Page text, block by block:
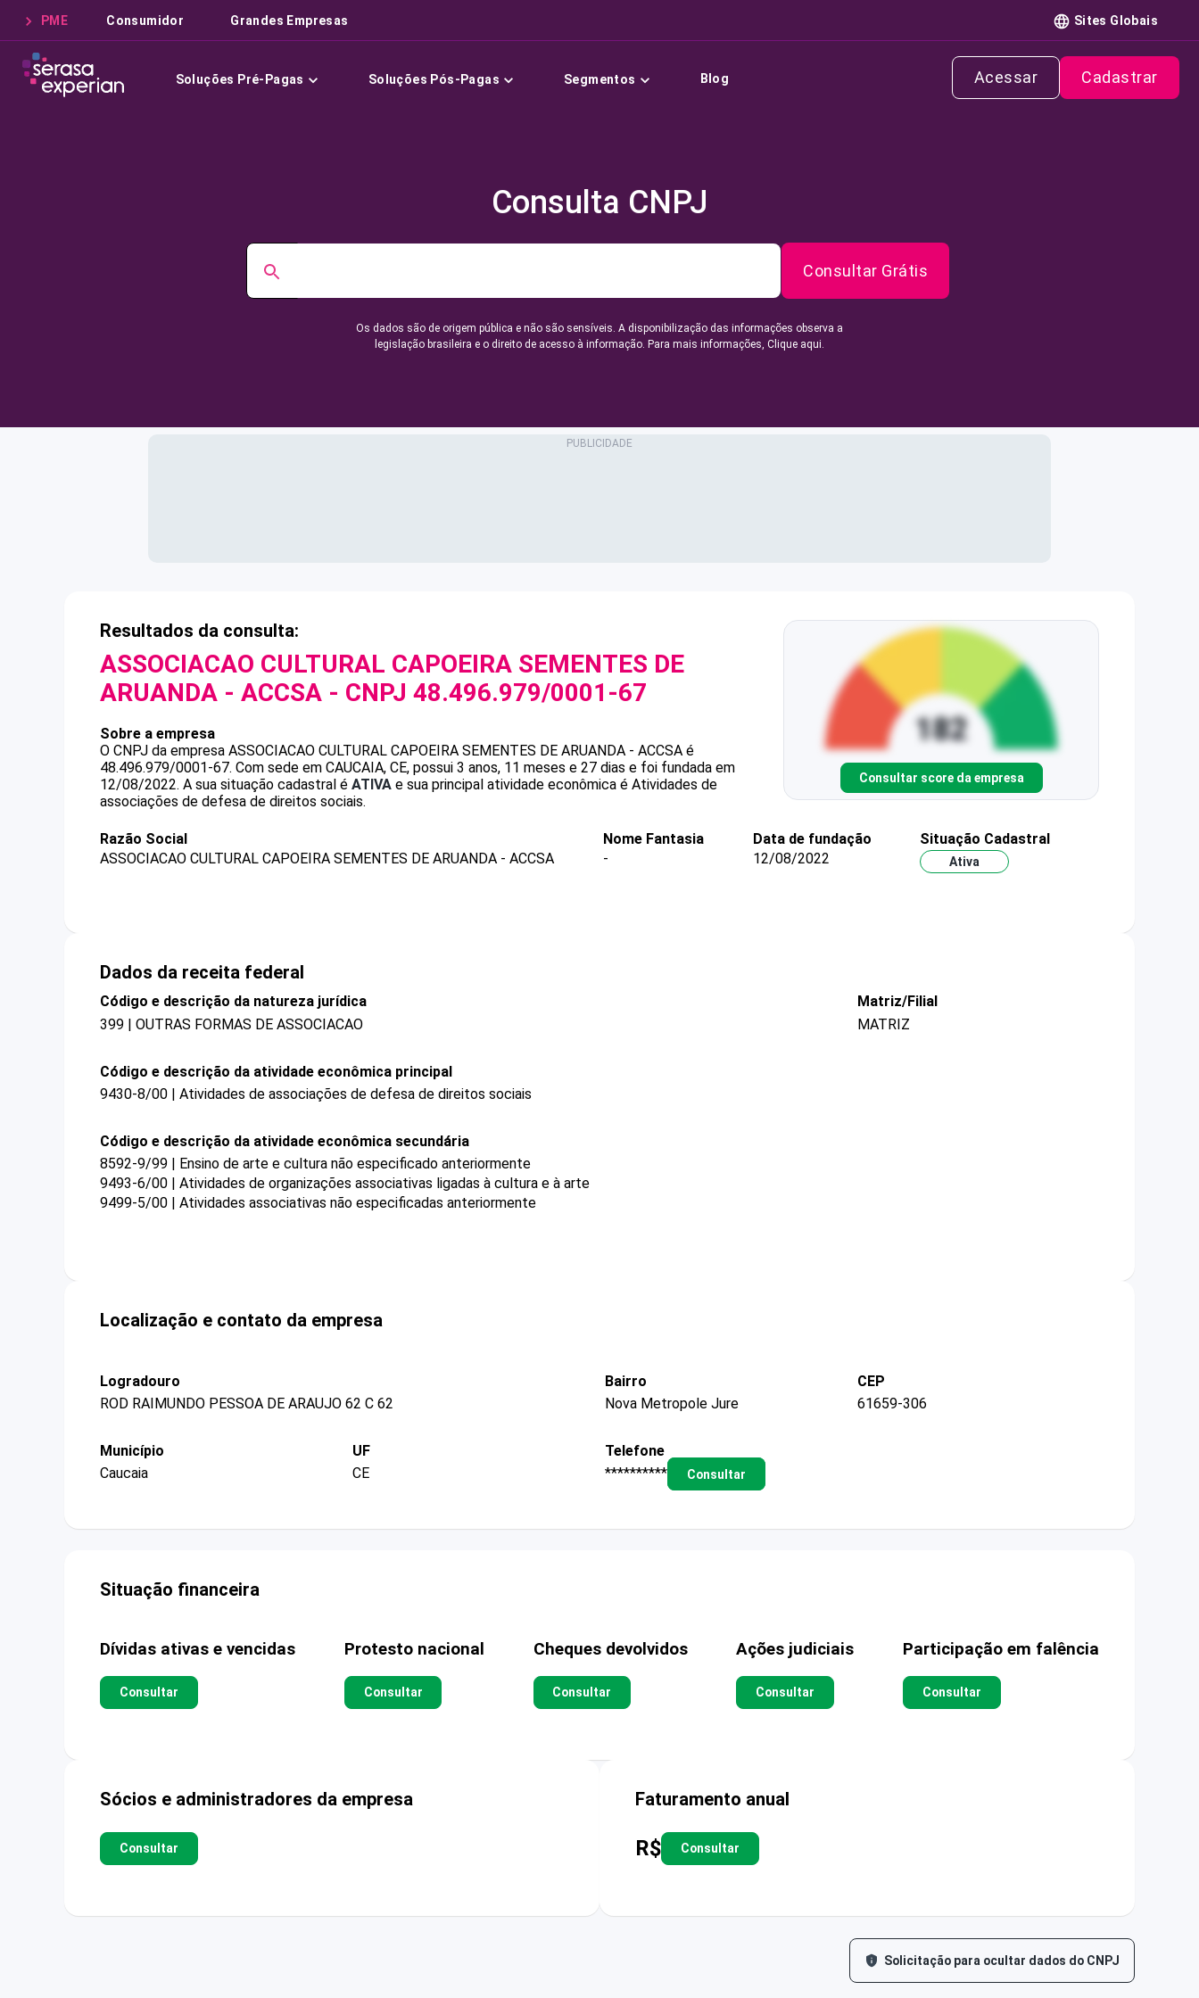
PME Consumidor Grandes Empresas Sites Globais
Soluções Pré-Pagas Soluções Pós-Pagas Segmentos Blog Acessar Cadastrar
Consulta CNPJ
Consultar Grátis
Os dados são de origem pública e não são sensíveis. A disponibilização das informações observa a
legislação brasileira e o direito de acesso à informação. Para mais informações, Clique aqui.
Resultados da consulta:
ASSOCIACAO CULTURAL CAPOEIRA SEMENTES DE
ARUANDA - ACCSA - CNPJ 48.496.979/0001-67
Sobre a empresa
O CNPJ da empresa ASSOCIACAO CULTURAL CAPOEIRA SEMENTES DE ARUANDA - ACCSA é
48.496.979/0001-67. Com sede em CAUCAIA, CE, possui 3 anos, 11 meses e 27 dias e foi fundada em
12/08/2022. A sua situação cadastral é ATIVA e sua principal atividade econômica é Atividades de
associações de defesa de direitos sociais.
Consultar score da empresa
Razão Social
ASSOCIACAO CULTURAL CAPOEIRA SEMENTES DE ARUANDA - ACCSA
Nome Fantasia
-
Data de fundação
12/08/2022
Situação Cadastral
Ativa
Dados da receita federal
Código e descrição da natureza jurídica
399 | OUTRAS FORMAS DE ASSOCIACAO
Matriz/Filial
MATRIZ
Código e descrição da atividade econômica principal
9430-8/00 | Atividades de associações de defesa de direitos sociais
Código e descrição da atividade econômica secundária
8592-9/99 | Ensino de arte e cultura não especificado anteriormente
9493-6/00 | Atividades de organizações associativas ligadas à cultura e à arte
9499-5/00 | Atividades associativas não especificadas anteriormente
Localização e contato da empresa
Logradouro
ROD RAIMUNDO PESSOA DE ARAUJO 62 C 62
Bairro
Nova Metropole Jure
CEP
61659-306
Município
Caucaia
UF
CE
Telefone
**********
Consultar
Situação financeira
Dívidas ativas e vencidas
Consultar
Protesto nacional
Consultar
Cheques devolvidos
Consultar
Ações judiciais
Consultar
Participação em falência
Consultar
Sócios e administradores da empresa
Consultar
Faturamento anual
R$ Consultar
Solicitação para ocultar dados do CNPJ